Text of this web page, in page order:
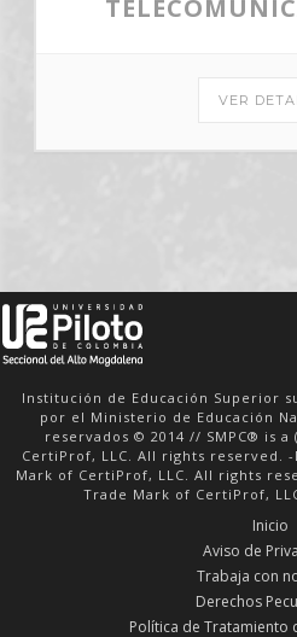
VER
Institución de Educación Superior
por el Ministerio de Educación
reservados © 2014 // SMPC® is
CertiProf, LLC. All rights reserved.
Mark of CertiProf, LLC. All rights
Trade Mark of CertiProf,
Inicio
Aviso de
Trabaja con
Derechos
Política de Tratamiento